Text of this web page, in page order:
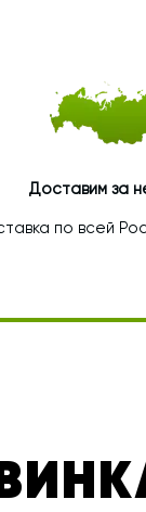
Доставим за
по всей